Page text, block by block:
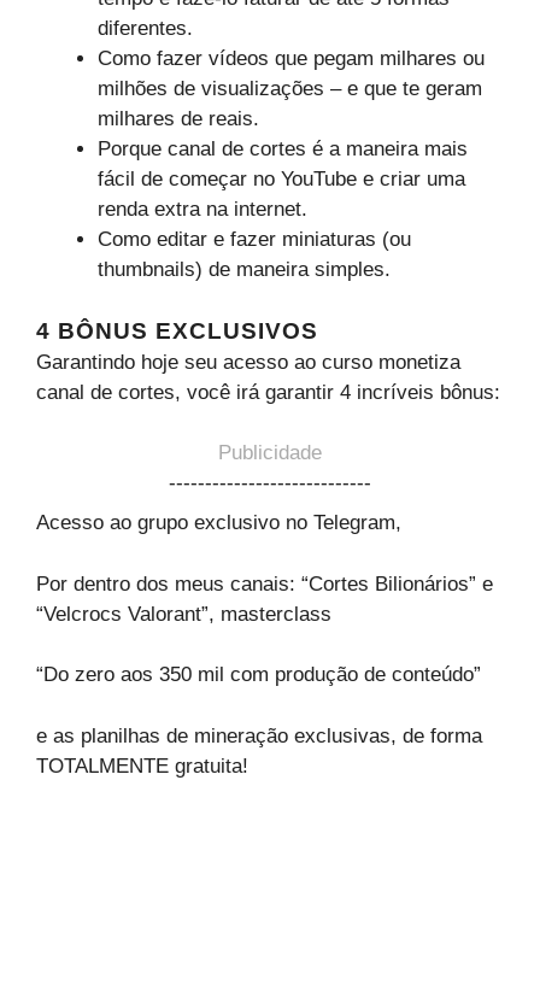
diferentes.
Como fazer vídeos que pegam milhares ou
milhões de visualizações – e que te geram
milhares de reais.
Porque canal de cortes é a maneira mais
fácil de começar no YouTube e criar uma
renda extra na internet.
Como editar e fazer miniaturas (ou
thumbnails) de maneira simples.
4 BÔNUS EXCLUSIVOS
Garantindo hoje seu acesso ao curso monetiza
canal de cortes, você irá garantir 4 incríveis bônus:
Publicidade
----------------------------
Acesso ao grupo exclusivo no Telegram,
Por dentro dos meus canais: “Cortes Bilionários” e
“Velcrocs Valorant”, masterclass
“Do zero aos 350 mil com produção de conteúdo”
e as planilhas de mineração exclusivas, de forma
TOTALMENTE gratuita!